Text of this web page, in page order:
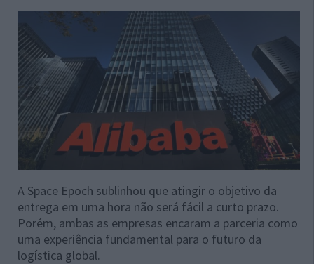
A Space Epoch sublinhou que atingir o objetivo da
entrega em uma hora não será fácil a curto prazo.
Porém, ambas as empresas encaram a parceria como
uma experiência fundamental para o futuro da
logística global.